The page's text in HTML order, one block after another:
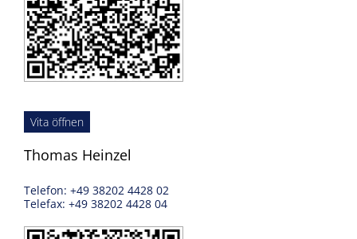
Vita öffnen
Thomas Heinzel
Telefon: +49 38202 4428 02
Telefax: +49 38202 4428 04